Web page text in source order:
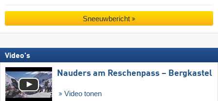
Sneeuwbericht
Video's
Nauders am Reschenpass – Bergkastel
Video tonen